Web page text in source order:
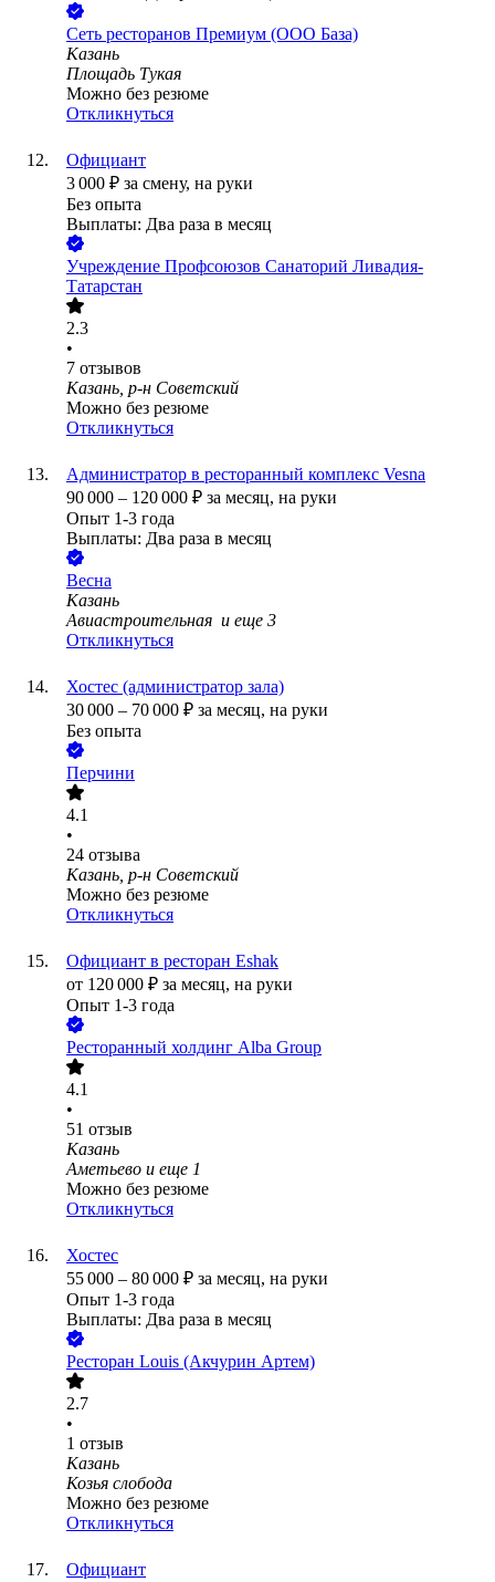
Сеть ресторанов Премиум (ООО База)
Казань
Площадь Тукая
Можно без резюме
Откликнуться
Официант
3 000 ₽ за смену, на руки
Без опыта
Выплаты: Два раза в месяц
Учреждение Профсоюзов Санаторий Ливадия-
Татарстан
2.3
•
7 отзывов
Казань, р-н Советский
Можно без резюме
Откликнуться
Администратор в ресторанный комплекс Vesna
90 000 – 120 000 ₽ за месяц, на руки
Опыт 1-3 года
Выплаты: Два раза в месяц
Весна
Казань
Авиастроительная и еще 3
Откликнуться
Хостес (администратор зала)
30 000 – 70 000 ₽ за месяц, на руки
Без опыта
Перчини
4.1
•
24 отзыва
Казань, р-н Советский
Можно без резюме
Откликнуться
Официант в ресторан Eshak
от 120 000 ₽ за месяц, на руки
Опыт 1-3 года
Ресторанный холдинг Alba Group
4.1
•
51 отзыв
Казань
Аметьево и еще 1
Можно без резюме
Откликнуться
Хостес
55 000 – 80 000 ₽ за месяц, на руки
Опыт 1-3 года
Выплаты: Два раза в месяц
Ресторан Louis (Акчурин Артем)
2.7
•
1 отзыв
Казань
Козья слобода
Можно без резюме
Откликнуться
Официант